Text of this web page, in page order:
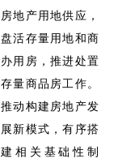
房地产用地供应，
盘活存量用地和商
办用房，推进处置
存量商品房工作。
推动构建房地产发
展新模式，有序搭
建相关基础性制